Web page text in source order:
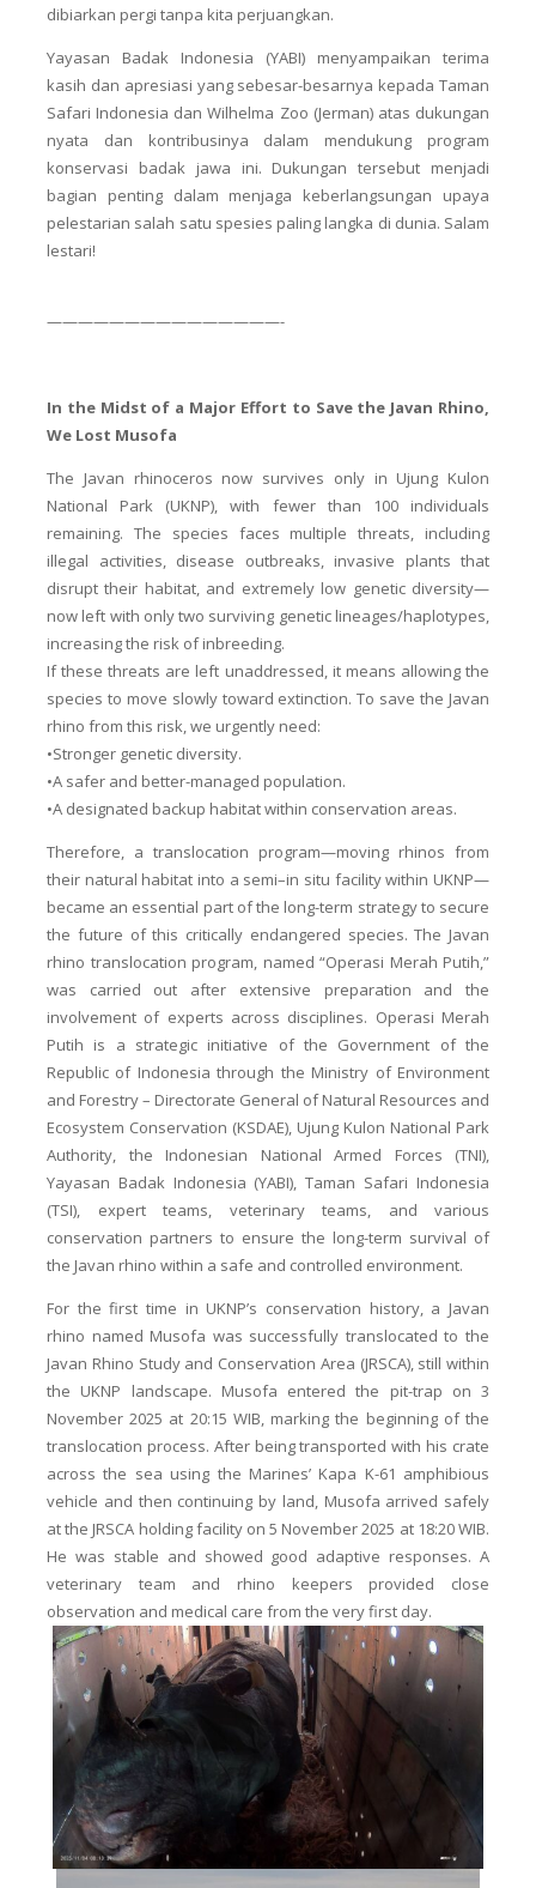
dibiarkan pergi tanpa kita perjuangkan.
Yayasan Badak Indonesia (YABI) menyampaikan terima
kasih dan apresiasi yang sebesar-besarnya kepada Taman
Safari Indonesia dan Wilhelma Zoo (Jerman) atas dukungan
nyata dan kontribusinya dalam mendukung program
konservasi badak jawa ini. Dukungan tersebut menjadi
bagian penting dalam menjaga keberlangsungan upaya
pelestarian salah satu spesies paling langka di dunia. Salam
lestari!
———————————————-
In the Midst of a Major Effort to Save the Javan Rhino,
We Lost Musofa
The Javan rhinoceros now survives only in Ujung Kulon
National Park (UKNP), with fewer than 100 individuals
remaining. The species faces multiple threats, including
illegal activities, disease outbreaks, invasive plants that
disrupt their habitat, and extremely low genetic diversity—
now left with only two surviving genetic lineages/haplotypes,
increasing the risk of inbreeding.
If these threats are left unaddressed, it means allowing the
species to move slowly toward extinction. To save the Javan
rhino from this risk, we urgently need:
•Stronger genetic diversity.
•A safer and better-managed population.
•A designated backup habitat within conservation areas.
Therefore, a translocation program—moving rhinos from
their natural habitat into a semi–in situ facility within UKNP—
became an essential part of the long-term strategy to secure
the future of this critically endangered species. The Javan
rhino translocation program, named “Operasi Merah Putih,”
was carried out after extensive preparation and the
involvement of experts across disciplines. Operasi Merah
Putih is a strategic initiative of the Government of the
Republic of Indonesia through the Ministry of Environment
and Forestry – Directorate General of Natural Resources and
Ecosystem Conservation (KSDAE), Ujung Kulon National Park
Authority, the Indonesian National Armed Forces (TNI),
Yayasan Badak Indonesia (YABI), Taman Safari Indonesia
(TSI), expert teams, veterinary teams, and various
conservation partners to ensure the long-term survival of
the Javan rhino within a safe and controlled environment.
For the first time in UKNP’s conservation history, a Javan
rhino named Musofa was successfully translocated to the
Javan Rhino Study and Conservation Area (JRSCA), still within
the UKNP landscape. Musofa entered the pit-trap on 3
November 2025 at 20:15 WIB, marking the beginning of the
translocation process. After being transported with his crate
across the sea using the Marines’ Kapa K-61 amphibious
vehicle and then continuing by land, Musofa arrived safely
at the JRSCA holding facility on 5 November 2025 at 18:20 WIB.
He was stable and showed good adaptive responses. A
veterinary team and rhino keepers provided close
observation and medical care from the very first day.